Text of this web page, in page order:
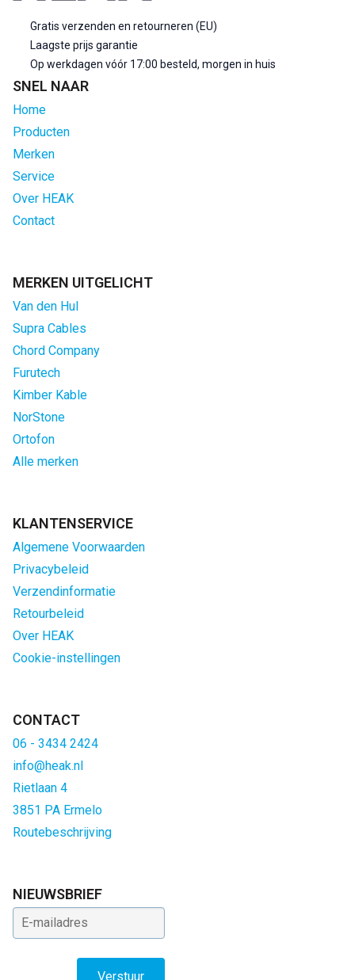
Gratis verzenden en retourneren (EU)
Laagste prijs garantie
Op werkdagen vóór 17:00 besteld, morgen in huis
SNEL NAAR
Home
Producten
Merken
Service
Over HEAK
Contact
MERKEN UITGELICHT
Van den Hul
Supra Cables
Chord Company
Furutech
Kimber Kable
NorStone
Ortofon
Alle merken
KLANTENSERVICE
Algemene Voorwaarden
Privacybeleid
Verzendinformatie
Retourbeleid
Over HEAK
Cookie-instellingen
CONTACT
06 - 3434 2424
info@heak.nl
Rietlaan 4
3851 PA Ermelo
Routebeschrijving
NIEUWSBRIEF
E-mailadres